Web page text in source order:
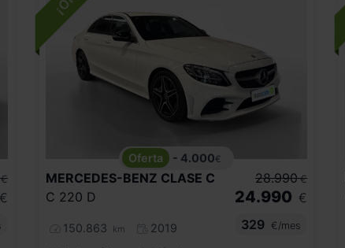
€
€
- 4.000€
MERCEDES-BENZ CLASE C
C 220 D
150.863 km
2019
28.990 €
24.990 €
329
€/mes